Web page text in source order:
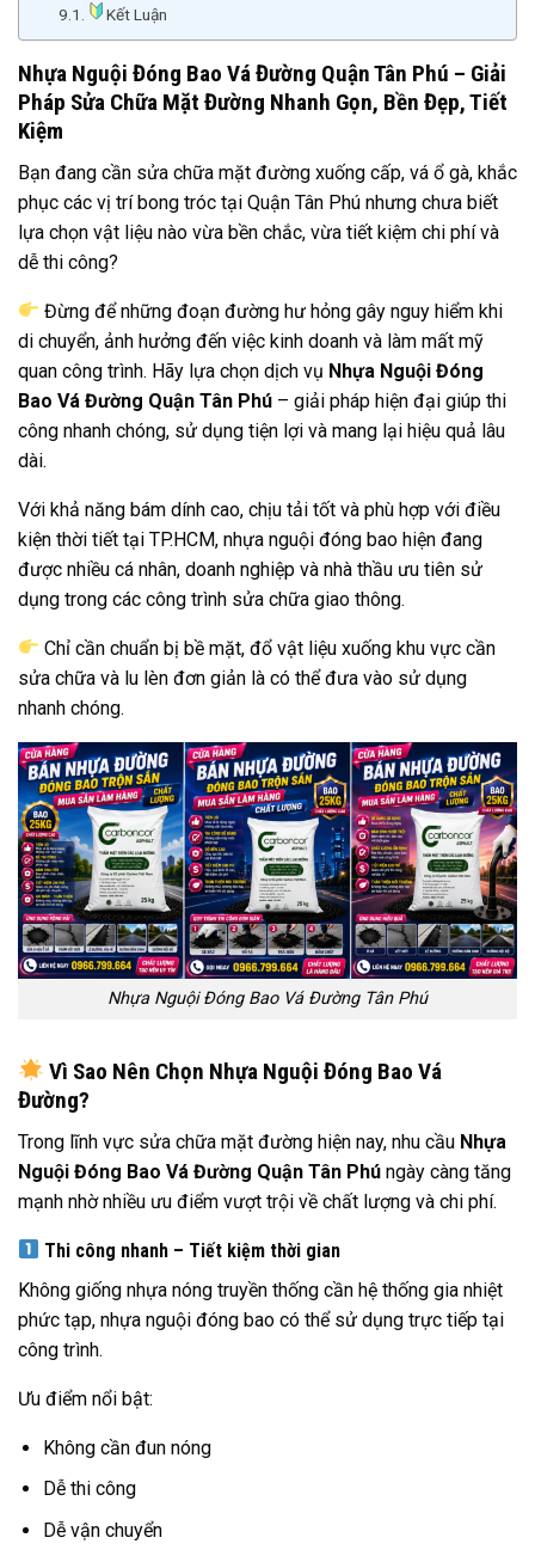
Kết Luận
Nhựa Nguội Đóng Bao Vá Đường Quận Tân Phú – Giải
Pháp Sửa Chữa Mặt Đường Nhanh Gọn, Bền Đẹp, Tiết
Kiệm
Bạn đang cần sửa chữa mặt đường xuống cấp, vá ổ gà, khắc
phục các vị trí bong tróc tại Quận Tân Phú nhưng chưa biết
lựa chọn vật liệu nào vừa bền chắc, vừa tiết kiệm chi phí và
dễ thi công?
Đừng để những đoạn đường hư hỏng gây nguy hiểm khi
di chuyển, ảnh hưởng đến việc kinh doanh và làm mất mỹ
quan công trình. Hãy lựa chọn dịch vụ Nhựa Nguội Đóng
Bao Vá Đường Quận Tân Phú – giải pháp hiện đại giúp thi
công nhanh chóng, sử dụng tiện lợi và mang lại hiệu quả lâu
dài.
Với khả năng bám dính cao, chịu tải tốt và phù hợp với điều
kiện thời tiết tại TP.HCM, nhựa nguội đóng bao hiện đang
được nhiều cá nhân, doanh nghiệp và nhà thầu ưu tiên sử
dụng trong các công trình sửa chữa giao thông.
Chỉ cần chuẩn bị bề mặt, đổ vật liệu xuống khu vực cần
sửa chữa và lu lèn đơn giản là có thể đưa vào sử dụng
nhanh chóng.
Nhựa Nguội Đóng Bao Vá Đường Tân Phú
Vì Sao Nên Chọn Nhựa Nguội Đóng Bao Vá
Đường?
Trong lĩnh vực sửa chữa mặt đường hiện nay, nhu cầu Nhựa
Nguội Đóng Bao Vá Đường Quận Tân Phú ngày càng tăng
mạnh nhờ nhiều ưu điểm vượt trội về chất lượng và chi phí.
Thi công nhanh – Tiết kiệm thời gian
Không giống nhựa nóng truyền thống cần hệ thống gia nhiệt
phức tạp, nhựa nguội đóng bao có thể sử dụng trực tiếp tại
công trình.
Ưu điểm nổi bật:
Không cần đun nóng
Dễ thi công
Dễ vận chuyển